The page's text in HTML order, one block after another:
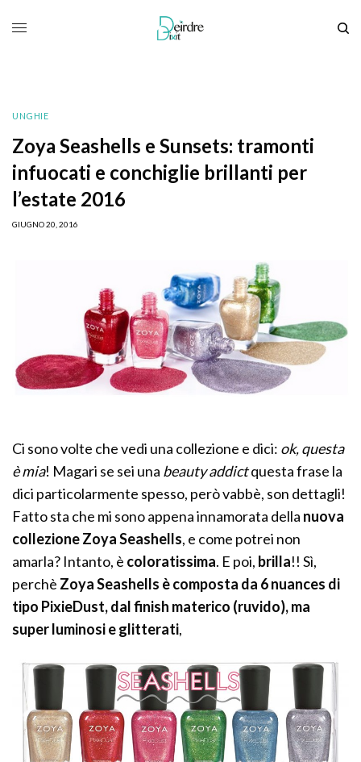
UNGHIE
Zoya Seashells e Sunsets: tramonti
infuocati e conchiglie brillanti per
l’estate 2016
GIUGNO 20, 2016
Ci sono volte che vedi una collezione e dici: ok, questa
è mia! Magari se sei una beauty addictquesta frase la
dici particolarmente spesso, però vabbè, son dettagli!
Fatto sta che mi sono appena innamorata della nuova
collezione Zoya Seashells, e come potrei non
amarla? Intanto, è coloratissima. E poi, brilla!! Sì,
perchè Zoya Seashells è composta da 6 nuances di
tipo PixieDust, dal finish materico (ruvido), ma
super luminosi e glitterati,